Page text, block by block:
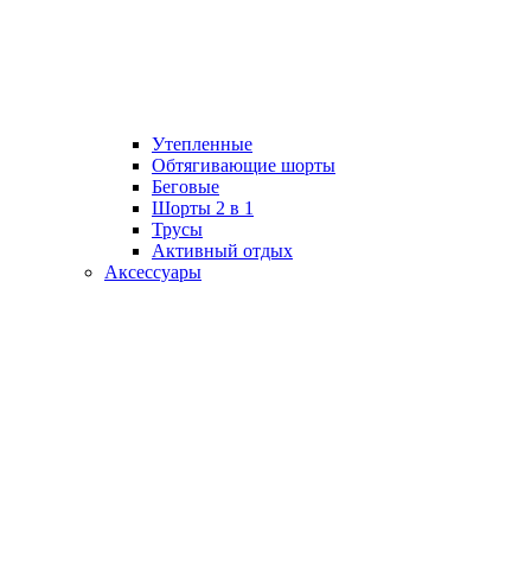
Утепленные
Обтягивающие шорты
Беговые
Шорты 2 в 1
Трусы
Активный отдых
Аксессуары